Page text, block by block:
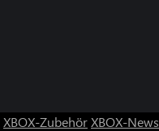
XBOX-ZubehörXBOX-News